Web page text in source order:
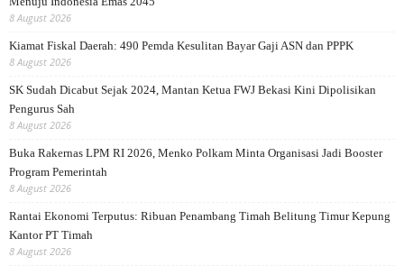
8 August 2026
Kiamat Fiskal Daerah: 490 Pemda Kesulitan Bayar Gaji ASN dan PPPK
8 August 2026
SK Sudah Dicabut Sejak 2024, Mantan Ketua FWJ Bekasi Kini Dipolisikan
Pengurus Sah
8 August 2026
Buka Rakernas LPM RI 2026, Menko Polkam Minta Organisasi Jadi Booster
Program Pemerintah
8 August 2026
Rantai Ekonomi Terputus: Ribuan Penambang Timah Belitung Timur Kepung
Kantor PT Timah
8 August 2026